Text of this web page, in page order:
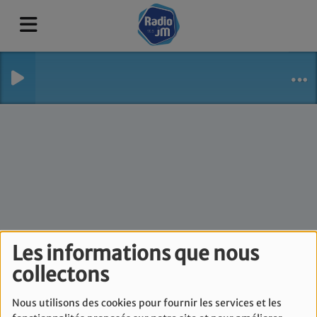
Les informations que nous
collectons
Nous utilisons des cookies pour fournir les services et les
Le Journal Politique -
Lundi 6 Janvier